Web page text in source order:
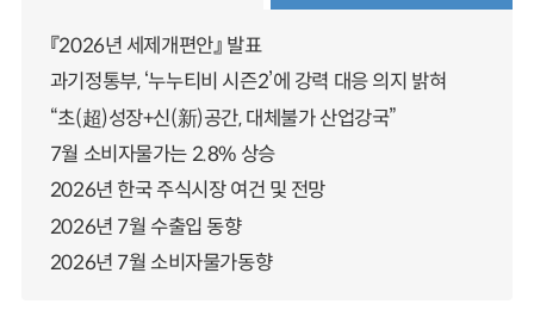
『2026년 세제개편안』 발표
과기정통부, ‘누누티비 시즌2’에 강력 대응 의지 밝혀
“초(超)성장+신(新)공간, 대체불가 산업강국”
7월 소비자물가는 2.8% 상승
2026년 한국 주식시장 여건 및 전망
2026년 7월 수출입 동향
2026년 7월 소비자물가동향